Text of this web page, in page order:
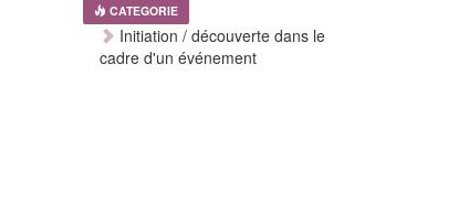
CATEGORIE
Initiation / découverte dans le
cadre d'un événement